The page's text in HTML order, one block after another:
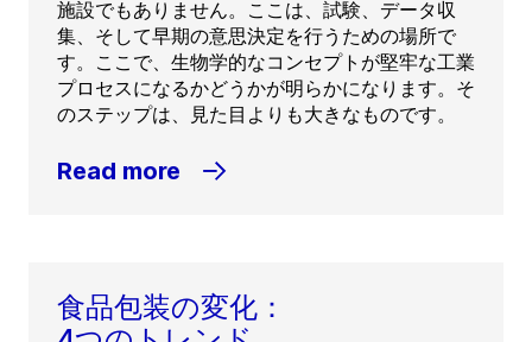
施設でもありません。ここは、試験、データ収
集、そして早期の意思決定を行うための場所で
す。ここで、生物学的なコンセプトが堅牢な工業
プロセスになるかどうかが明らかになります。そ
のステップは、見た目よりも大きなものです。
Read more
食品包装の変化：